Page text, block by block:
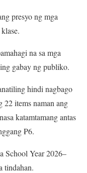
presyo ng mga
na sa mga
gabay ng publiko.
hindi nagbago
22 items naman ang
katamtamang antas
₱6.
School Year 2026–
tindahan.